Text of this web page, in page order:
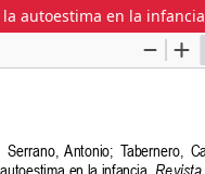
autoestima en la infancia